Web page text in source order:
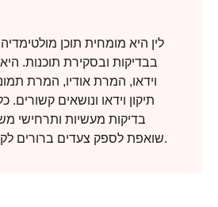
לין היא מומחית תוכן
בבדיקות ובסקירת תוכנות.
וידאו, המרת אודיו, המרת
תיקון וידאו ונושאים
בדיקות מעשיות ותרחישי
שואפת לספק צעדים ברורים לקוראים ליישום מיידי.